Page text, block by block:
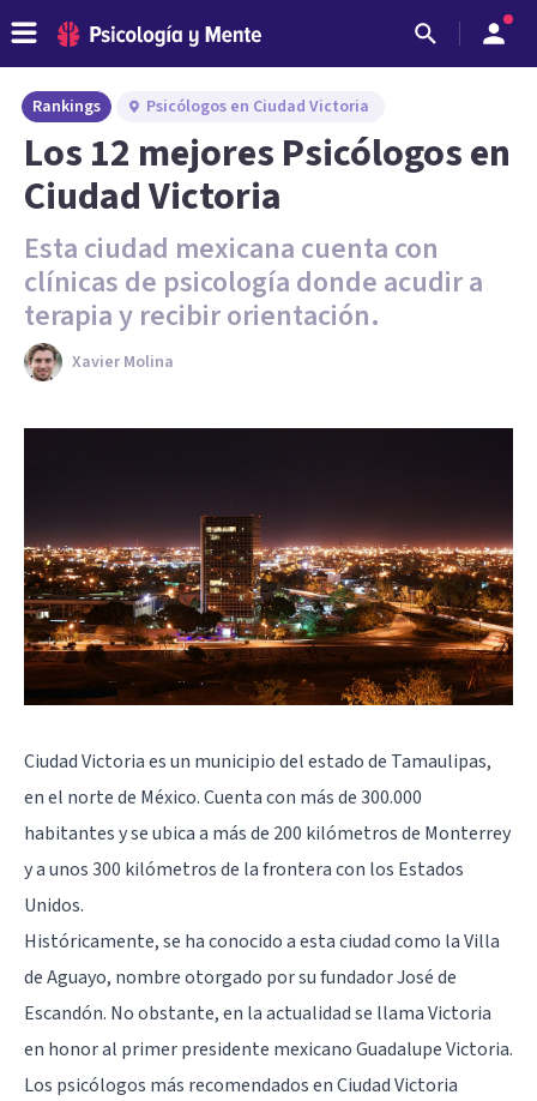
Rankings Psicólogos en Ciudad Victoria
Los 12 mejores Psicólogos en
Ciudad Victoria
Esta ciudad mexicana cuenta con
clínicas de psicología donde acudir a
terapia y recibir orientación.
Xavier Molina
Ciudad Victoria es un municipio del estado de Tamaulipas,
en el norte de México. Cuenta con más de 300.000
habitantes y se ubica a más de 200 kilómetros de Monterrey
y a unos 300 kilómetros de la frontera con los Estados
Unidos.
Históricamente, se ha conocido a esta ciudad como la Villa
de Aguayo, nombre otorgado por su fundador José de
Escandón. No obstante, en la actualidad se llama Victoria
en honor al primer presidente mexicano Guadalupe Victoria.
Los psicólogos más recomendados en Ciudad Victoria